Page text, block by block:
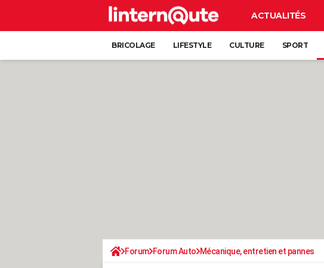
ACTUALITÉS
BRICOLAGE LIFESTYLE CULTURE SPORT
Forum Forum Auto Mécanique, entretien et pannes